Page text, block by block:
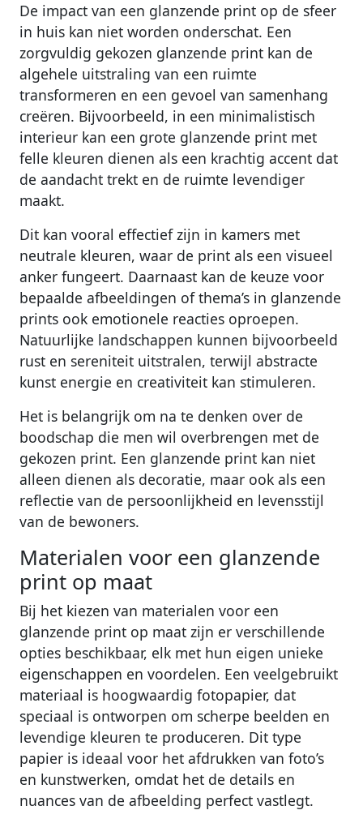
De impact van een glanzende print op de sfeer
in huis kan niet worden onderschat. Een
zorgvuldig gekozen glanzende print kan de
algehele uitstraling van een ruimte
transformeren en een gevoel van samenhang
creëren. Bijvoorbeeld, in een minimalistisch
interieur kan een grote glanzende print met
felle kleuren dienen als een krachtig accent dat
de aandacht trekt en de ruimte levendiger
maakt.
Dit kan vooral effectief zijn in kamers met
neutrale kleuren, waar de print als een visueel
anker fungeert. Daarnaast kan de keuze voor
bepaalde afbeeldingen of thema’s in glanzende
prints ook emotionele reacties oproepen.
Natuurlijke landschappen kunnen bijvoorbeeld
rust en sereniteit uitstralen, terwijl abstracte
kunst energie en creativiteit kan stimuleren.
Het is belangrijk om na te denken over de
boodschap die men wil overbrengen met de
gekozen print. Een glanzende print kan niet
alleen dienen als decoratie, maar ook als een
reflectie van de persoonlijkheid en levensstijl
van de bewoners.
Materialen voor een glanzende
print op maat
Bij het kiezen van materialen voor een
glanzende print op maat zijn er verschillende
opties beschikbaar, elk met hun eigen unieke
eigenschappen en voordelen. Een veelgebruikt
materiaal is hoogwaardig fotopapier, dat
speciaal is ontworpen om scherpe beelden en
levendige kleuren te produceren. Dit type
papier is ideaal voor het afdrukken van foto’s
en kunstwerken, omdat het de details en
nuances van de afbeelding perfect vastlegt.